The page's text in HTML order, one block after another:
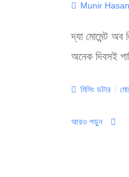
Munir Hasan
দ্যা মোমেন্ট অব
অনেক দিবসই
Categories
মিসিং ডটার /
আরও পড়ুন